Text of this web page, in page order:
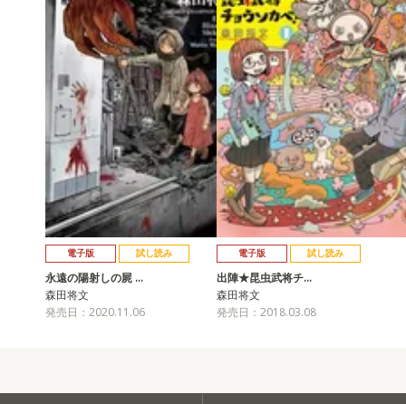
電子版 試し読み
永遠の陽射しの屍 …
森田将文
発売日：2020.11.06
電子版 試し読み
出陣★昆虫武将チ…
森田将文
発売日：2018.03.08